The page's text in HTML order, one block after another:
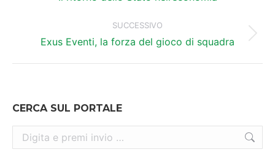
SUCCESSIVO
Prossimo
post:
Exus Eventi, la forza del gioco di squadra
CERCA SUL PORTALE
Cerca: